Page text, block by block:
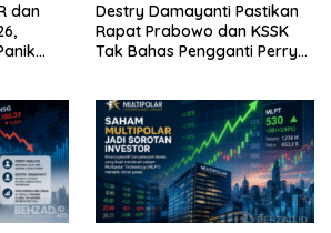
dan
Destry Damayanti Pastikan
Rapat Prabowo dan KSSK
Tak Bahas Pengganti Perry